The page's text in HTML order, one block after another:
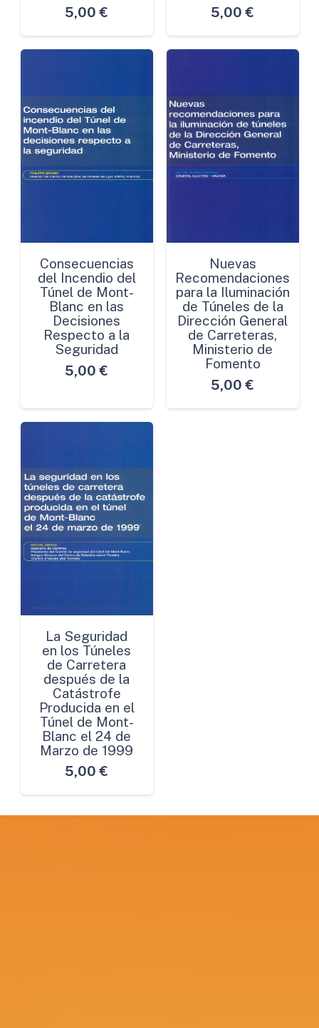
5,00 €
5,00 €
Consecuencias
del Incendio del
Túnel de Mont-
Blanc en las
Decisiones
Respecto a la
Seguridad
5,00 €
Nuevas
Recomendaciones
para la Iluminación
de Túneles de la
Dirección General
de Carreteras,
Ministerio de
Fomento
5,00 €
La Seguridad
en los Túneles
de Carretera
después de la
Catástrofe
Producida en el
Túnel de Mont-
Blanc el 24 de
Marzo de 1999
5,00 €